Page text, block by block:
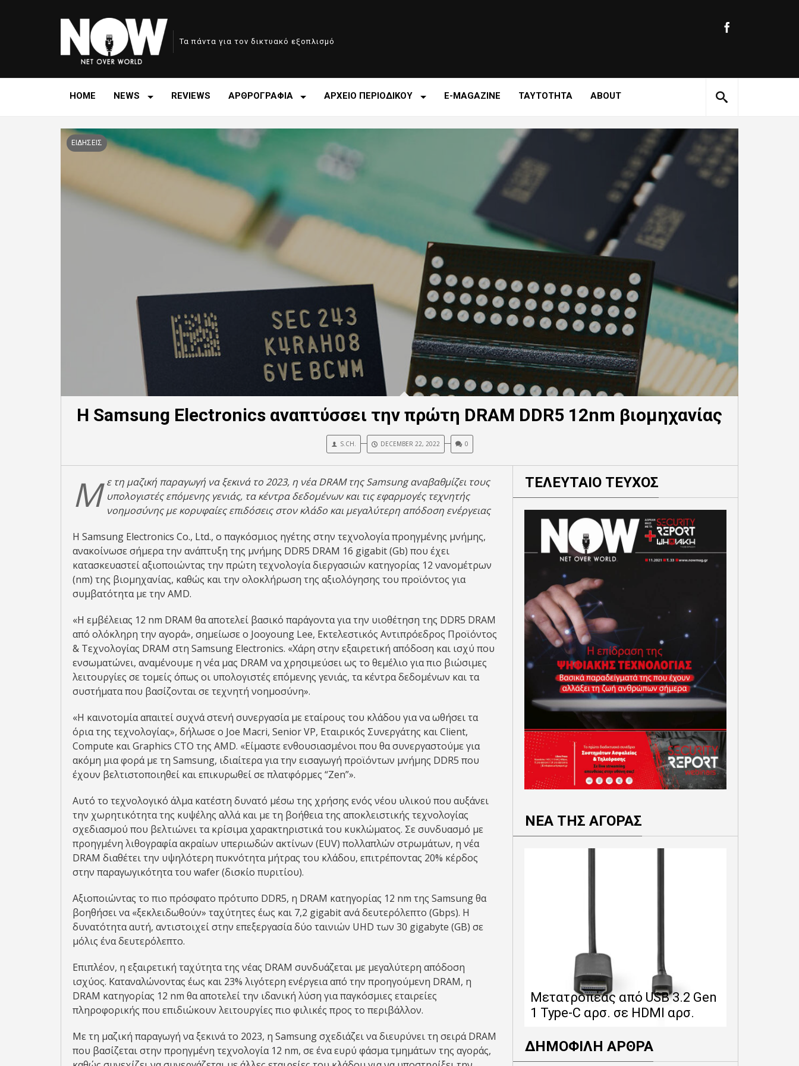
Τα πάντα για τον δικτυακό εξοπλισμό
HOME NEWS REVIEWS ΑΡΘΡΟΓΡΑΦΙΑ ΑΡΧΕΙΟ ΠΕΡΙΟΔΙΚΟΥ E-MAGAZINE ΤΑΥΤΟΤΗΤΑ ABOUT
ΕΙΔΗΣΕΙΣ
H Samsung Electronics αναπτύσσει την πρώτη DRAM DDR5 12nm βιομηχανίας
S.CH. DECEMBER 22, 2022 0
Μ ε τη μαζική παραγωγή να ξεκινά το 2023, η νέα DRAM της Samsung αναβαθμίζει τους
υπολογιστές επόμενης γενιάς, τα κέντρα δεδομένων και τις εφαρμογές τεχνητής
νοημοσύνης με κορυφαίες επιδόσεις στον κλάδο και μεγαλύτερη απόδοση ενέργειας
Η Samsung Electronics Co., Ltd., ο παγκόσμιος ηγέτης στην τεχνολογία προηγμένης μνήμης,
ανακοίνωσε σήμερα την ανάπτυξη της μνήμης DDR5 DRAM 16 gigabit (Gb) που έχει
κατασκευαστεί αξιοποιώντας την πρώτη τεχνολογία διεργασιών κατηγορίας 12 νανομέτρων
(nm) της βιομηχανίας, καθώς και την ολοκλήρωση της αξιολόγησης του προϊόντος για
συμβατότητα με την AMD.
«Η εμβέλειας 12 nm DRAM θα αποτελεί βασικό παράγοντα για την υιοθέτηση της DDR5 DRAM
από ολόκληρη την αγορά», σημείωσε ο Jooyoung Lee, Εκτελεστικός Αντιπρόεδρος Προϊόντος
& Τεχνολογίας DRAM στη Samsung Electronics. «Χάρη στην εξαιρετική απόδοση και ισχύ που
ενσωματώνει, αναμένουμε η νέα μας DRAM να χρησιμεύσει ως το θεμέλιο για πιο βιώσιμες
λειτουργίες σε τομείς όπως οι υπολογιστές επόμενης γενιάς, τα κέντρα δεδομένων και τα
συστήματα που βασίζονται σε τεχνητή νοημοσύνη».
«Η καινοτομία απαιτεί συχνά στενή συνεργασία με εταίρους του κλάδου για να ωθήσει τα
όρια της τεχνολογίας», δήλωσε ο Joe Macri, Senior VP, Εταιρικός Συνεργάτης και Client,
Compute και Graphics CTO της AMD. «Είμαστε ενθουσιασμένοι που θα συνεργαστούμε για
ακόμη μια φορά με τη Samsung, ιδιαίτερα για την εισαγωγή προϊόντων μνήμης DDR5 που
έχουν βελτιστοποιηθεί και επικυρωθεί σε πλατφόρμες “Zen”».
Αυτό το τεχνολογικό άλμα κατέστη δυνατό μέσω της χρήσης ενός νέου υλικού που αυξάνει
την χωρητικότητα της κυψέλης αλλά και με τη βοήθεια της αποκλειστικής τεχνολογίας
σχεδιασμού που βελτιώνει τα κρίσιμα χαρακτηριστικά του κυκλώματος. Σε συνδυασμό με
προηγμένη λιθογραφία ακραίων υπεριωδών ακτίνων (EUV) πολλαπλών στρωμάτων, η νέα
DRAM διαθέτει την υψηλότερη πυκνότητα μήτρας του κλάδου, επιτρέποντας 20% κέρδος
στην παραγωγικότητα του wafer (δισκίο πυριτίου).
Αξιοποιώντας το πιο πρόσφατο πρότυπο DDR5, η DRAM κατηγορίας 12 nm της Samsung θα
βοηθήσει να «ξεκλειδωθούν» ταχύτητες έως και 7,2 gigabit ανά δευτερόλεπτο (Gbps). Η
δυνατότητα αυτή, αντιστοιχεί στην επεξεργασία δύο ταινιών UHD των 30 gigabyte (GB) σε
μόλις ένα δευτερόλεπτο.
Επιπλέον, η εξαιρετική ταχύτητα της νέας DRAM συνδυάζεται με μεγαλύτερη απόδοση
ισχύος. Καταναλώνοντας έως και 23% λιγότερη ενέργεια από την προηγούμενη DRAM, η
DRAM κατηγορίας 12 nm θα αποτελεί την ιδανική λύση για παγκόσμιες εταιρείες
πληροφορικής που επιδιώκουν λειτουργίες πιο φιλικές προς το περιβάλλον.
Με τη μαζική παραγωγή να ξεκινά το 2023, η Samsung σχεδιάζει να διευρύνει τη σειρά DRAM
που βασίζεται στην προηγμένη τεχνολογία 12 nm, σε ένα ευρύ φάσμα τμημάτων της αγοράς,
ΤΕΛΕΥΤΑΙΟ ΤΕΥΧΟΣ
ΝΕΑ ΤΗΣ ΑΓΟΡΑΣ
Μετατροπέας από USB 3.2 Gen
1 Type-C αρσ. σε HDMI αρσ.
ΔΗΜΟΦΙΛΗ ΑΡΘΡΑ